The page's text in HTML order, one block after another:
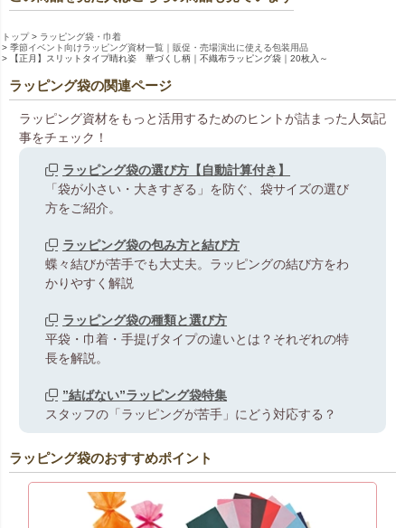
トップ
ラッピング袋・巾着
季節イベント向けラッピング資材一覧｜販促・売場演出に使える包装用品
【正月】スリットタイプ晴れ姿 華づくし柄｜不織布ラッピング袋｜20枚入～
ラッピング袋の関連ページ
ラッピング資材をもっと活用するためのヒントが詰まった人気記
事をチェック！
ラッピング袋の選び方【自動計算付き】
「袋が小さい・大きすぎる」を防ぐ、袋サイズの選び
方をご紹介。
ラッピング袋の包み方と結び方
蝶々結びが苦手でも大丈夫。ラッピングの結び方をわ
かりやすく解説
ラッピング袋の種類と選び方
平袋・巾着・手提げタイプの違いとは？それぞれの特
長を解説。
”結ばない”ラッピング袋特集
スタッフの「ラッピングが苦手」にどう対応する？
ラッピング袋のおすすめポイント